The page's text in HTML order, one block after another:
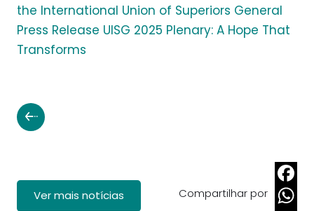
the International Union of Superiors General
Press Release UISG 2025 Plenary: A Hope That
Transforms
Ver mais notícias Compartilhar por